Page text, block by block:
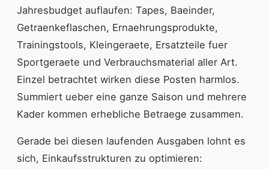
Jahresbudget auflaufen: Tapes, Baeinder,
Getraenkeflaschen, Ernaehrungsprodukte,
Trainingstools, Kleingeraete, Ersatzteile fuer
Sportgeraete und Verbrauchsmaterial aller Art.
Einzel betrachtet wirken diese Posten harmlos.
Summiert ueber eine ganze Saison und mehrere
Kader kommen erhebliche Betraege zusammen.
Gerade bei diesen laufenden Ausgaben lohnt es
sich, Einkaufsstrukturen zu optimieren: